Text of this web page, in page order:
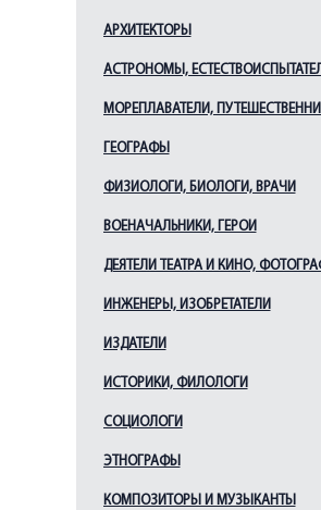
АРХИТЕКТОРЫ
АСТРОНОМЫ,
МОРЕПЛАВАТЕЛИ,
ГЕОГРАФЫ
ФИЗИОЛОГИ, БИОЛОГИ, ВРАЧИ
ВОЕНАЧАЛЬНИКИ, ГЕРОИ
ДЕЯТЕЛИ ТЕАТРА И КИНО,
ИНЖЕНЕРЫ, ИЗОБРЕТАТЕЛИ
ИЗДАТЕЛИ
ИСТОРИКИ, ФИЛОЛОГИ
СОЦИОЛОГИ
ЭТНОГРАФЫ
КОМПОЗИТОРЫ И МУЗЫКАНТЫ